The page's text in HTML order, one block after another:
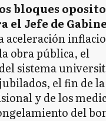
bloques
el Jefe de
aceleración
obra pública, el
sistema
el fin de la
y de los
del